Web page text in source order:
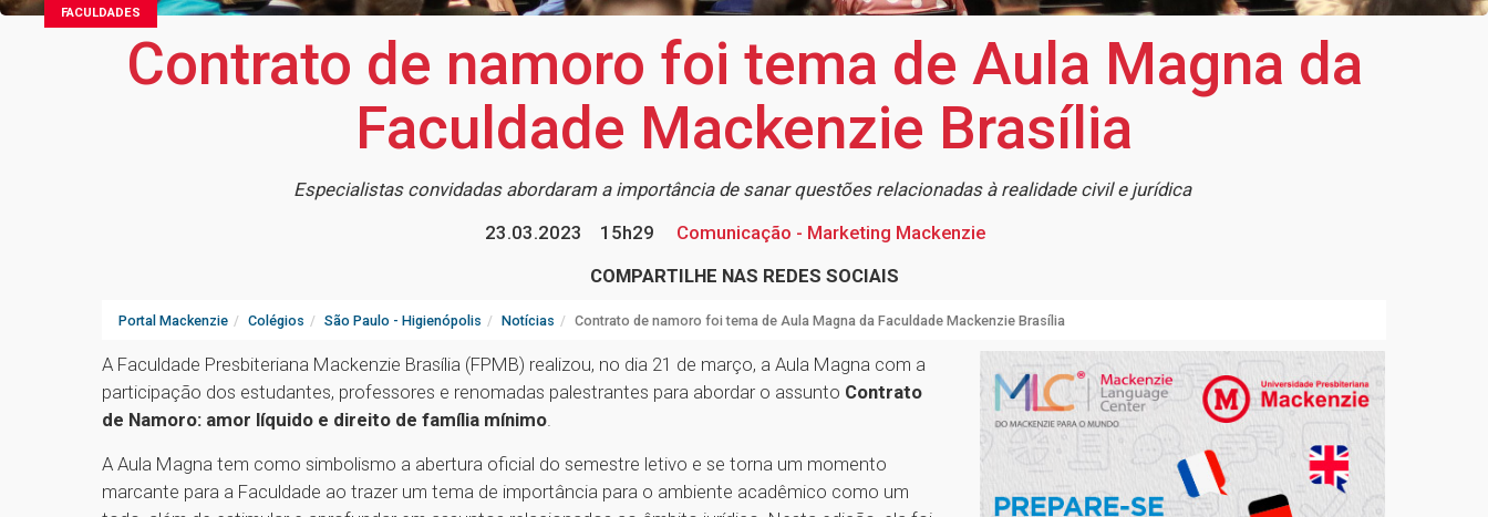
FACULDADES
Contrato de namoro foi tema de Aula Magna da
Faculdade Mackenzie Brasília
Especialistas convidadas abordaram a importância de sanar questões relacionadas à realidade civil e jurídica
23.03.2023
15h29
Comunicação - Marketing Mackenzie
COMPARTILHE NAS REDES SOCIAIS
Portal Mackenzie Colégios São Paulo - Higienópolis Notícias Contrato de namoro foi tema de Aula Magna da Faculdade Mackenzie Brasília
A Faculdade Presbiteriana Mackenzie Brasília (FPMB) realizou, no dia 21 de março, a Aula Magna com a
participação dos estudantes, professores e renomadas palestrantes para abordar o assunto Contrato
de Namoro: amor líquido e direito de família mínimo.
A Aula Magna tem como simbolismo a abertura oficial do semestre letivo e se torna um momento
marcante para a Faculdade ao trazer um tema de importância para o ambiente acadêmico como um